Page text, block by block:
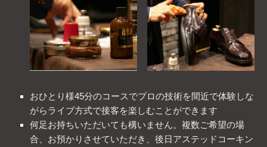
おひとり様45分のコースでプロの技術を間近で体験しな
がらライブ方式で接客を楽しむことができます
何足お持ちいただいても構いません。複数ご希望の場
合、お預かりさせていただき、後日アステッドコーキン